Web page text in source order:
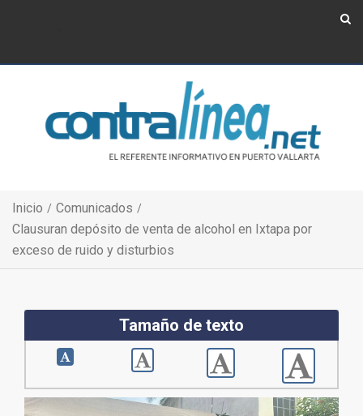
Inicio
Comunicados
Clausuran depósito de venta de alcohol en Ixtapa por
exceso de ruido y disturbios
Tamaño de texto